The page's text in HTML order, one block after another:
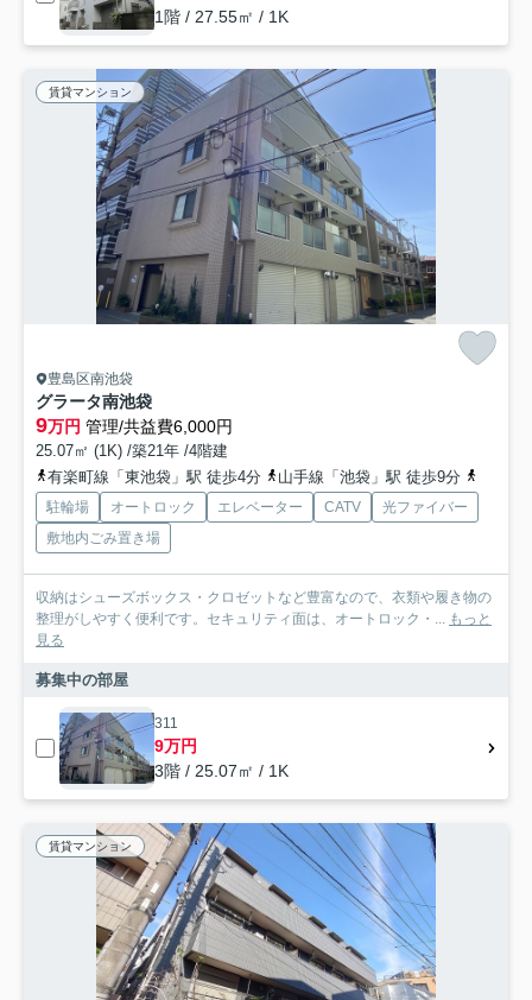
1階 / 27.55㎡ / 1K
賃貸マンション
豊島区南池袋
グラータ南池袋
9万円 管理/共益費6,000円
25.07㎡ (1K) /築21年 /4階建
有楽町線「東池袋」駅 徒歩4分
山手線「池袋」駅 徒歩9分
駐輪場 オートロック エレベーター CATV
光ファイバー
敷地内ごみ置き場
収納はシューズボックス・クロゼットなど豊富なので、衣類や履き物の
整理がしやすく便利です。セキュリティ面は、オートロック・... もっと
見る
募集中の部屋
311
9万円
3階 / 25.07㎡ / 1K
賃貸マンション